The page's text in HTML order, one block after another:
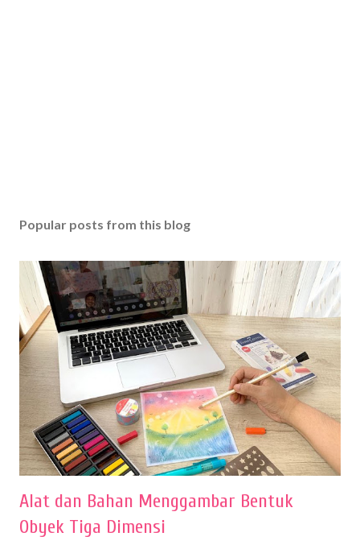
Popular posts from this blog
Alat dan Bahan Menggambar Bentuk
Obyek Tiga Dimensi